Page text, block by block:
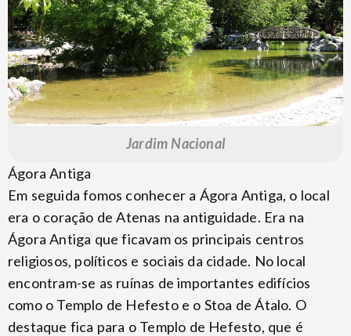
Jardim Nacional
Ágora Antiga
Em seguida fomos conhecer a Ágora Antiga, o local
era o coração de Atenas na antiguidade. Era na
Ágora Antiga que ficavam os principais centros
religiosos, políticos e sociais da cidade. No local
encontram-se as ruínas de importantes edifícios
como o Templo de Hefesto e o Stoa de Átalo. O
destaque fica para o Templo de Hefesto, que é